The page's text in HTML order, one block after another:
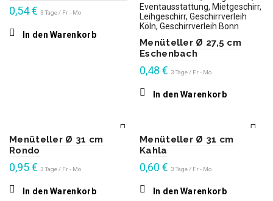
0,54€ 3 Tage / Fr - Mo
In den Warenkorb
Menüteller Ø 27,5 cm
Eschenbach
0,48 € 3 Tage / Fr - Mo
In den Warenkorb
Menüteller Ø 31 cm
Rondo
0,95€ 3 Tage / Fr - Mo
In den Warenkorb
Menüteller Ø 31 cm
Kahla
0,60 € 3 Tage / Fr - Mo
In den Warenkorb